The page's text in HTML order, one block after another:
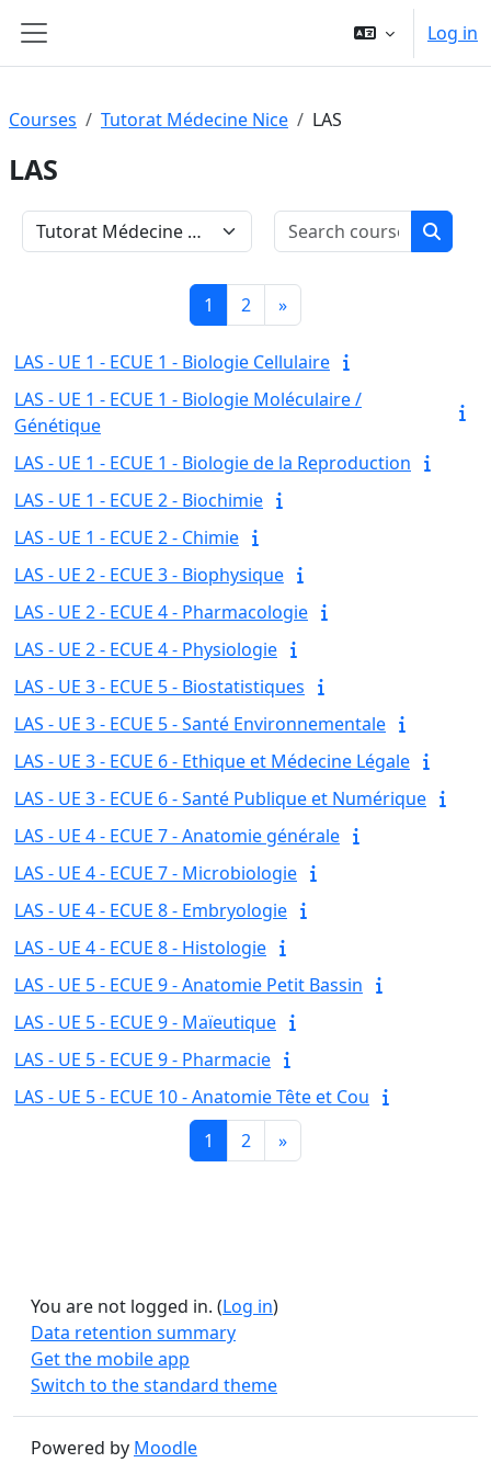
Side panel
Log in
Courses Tutorat Médecine Nice LAS
LAS
Course categories
Search
1 Page 1
2 Page 2
»Next page
LAS - UE 1 - ECUE 1 - Biologie Cellulaire
LAS - UE 1 - ECUE 1 - Biologie Moléculaire /
Génétique
LAS - UE 1 - ECUE 1 - Biologie de la Reproduction
LAS - UE 1 - ECUE 2 - Biochimie
LAS - UE 1 - ECUE 2 - Chimie
LAS - UE 2 - ECUE 3 - Biophysique
LAS - UE 2 - ECUE 4 - Pharmacologie
LAS - UE 2 - ECUE 4 - Physiologie
LAS - UE 3 - ECUE 5 - Biostatistiques
LAS - UE 3 - ECUE 5 - Santé Environnementale
LAS - UE 3 - ECUE 6 - Ethique et Médecine Légale
LAS - UE 3 - ECUE 6 - Santé Publique et Numérique
LAS - UE 4 - ECUE 7 - Anatomie générale
LAS - UE 4 - ECUE 7 - Microbiologie
LAS - UE 4 - ECUE 8 - Embryologie
LAS - UE 4 - ECUE 8 - Histologie
LAS - UE 5 - ECUE 9 - Anatomie Petit Bassin
LAS - UE 5 - ECUE 9 - Maïeutique
LAS - UE 5 - ECUE 9 - Pharmacie
LAS - UE 5 - ECUE 10 - Anatomie Tête et Cou
1 Page 1
2 Page 2
»Next page
You are not logged in. (Log in)
Data retention summary
Get the mobile app
Switch to the standard theme
Powered by Moodle